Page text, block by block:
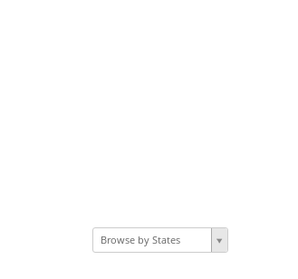
Browse by States